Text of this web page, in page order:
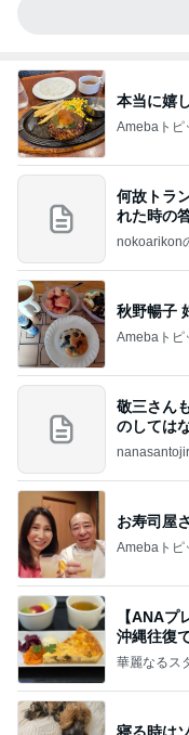
本当に嬉
Amebaトピ
何故トラ
れた時の
nokoarikon
秋野暢子
Amebaトピ
敬三さん
のしては
のよ
お寿司屋
Amebaトピ
【ANA
沖縄往復
華麗なるス
寝る時は